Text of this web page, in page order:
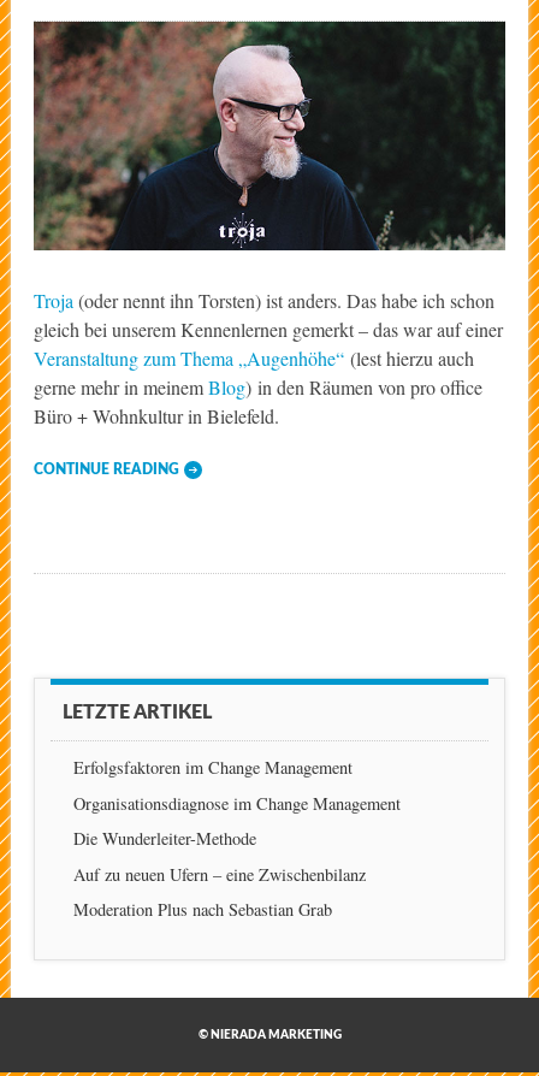
Troja(oder nennt ihn Torsten) ist anders. Das habe ich schon
gleich bei unserem Kennenlernen gemerkt – das war auf einer
Veranstaltung zum Thema „Augenhöhe“(lest hierzu auch
gerne mehr in meinemBlog) in den Räumen von pro office
Büro + Wohnkultur in Bielefeld.
CONTINUE READING
LETZTE ARTIKEL
Erfolgsfaktoren im Change Management
Organisationsdiagnose im Change Management
Die Wunderleiter-Methode
Auf zu neuen Ufern – eine Zwischenbilanz
Moderation Plus nach Sebastian Grab
© NIERADA MARKETING